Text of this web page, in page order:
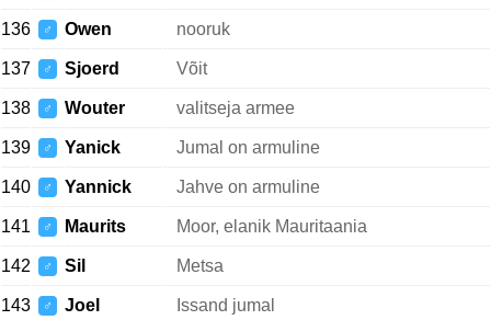
136 ♂ Owen nooruk
137 ♂ Sjoerd Võit
138 ♂ Wouter valitseja armee
139 ♂ Yanick Jumal on armuline
140 ♂ Yannick Jahve on armuline
141 ♂ Maurits Moor, elanik Mauritaania
142 ♂ Sil Metsa
143 ♂ Joel Issand jumal